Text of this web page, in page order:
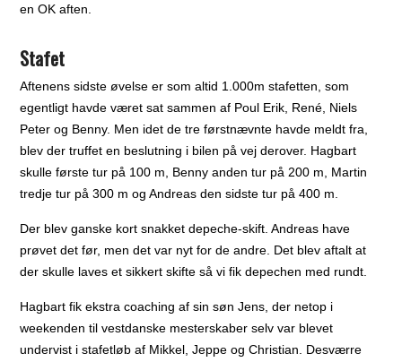
en OK aften.
Stafet
Aftenens sidste øvelse er som altid 1.000m stafetten, som
egentligt havde været sat sammen af Poul Erik, René, Niels
Peter og Benny. Men idet de tre førstnævnte havde meldt fra,
blev der truffet en beslutning i bilen på vej derover. Hagbart
skulle første tur på 100 m, Benny anden tur på 200 m, Martin
tredje tur på 300 m og Andreas den sidste tur på 400 m.
Der blev ganske kort snakket depeche-skift. Andreas have
prøvet det før, men det var nyt for de andre. Det blev aftalt at
der skulle laves et sikkert skifte så vi fik depechen med rundt.
Hagbart fik ekstra coaching af sin søn Jens, der netop i
weekenden til vestdanske mesterskaber selv var blevet
undervist i stafetløb af Mikkel, Jeppe og Christian. Desværre